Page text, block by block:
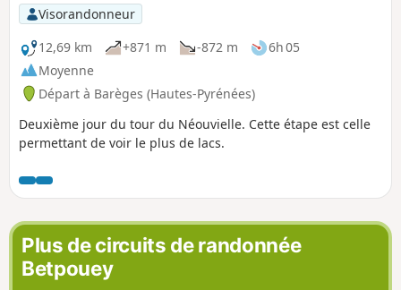
Visorandonneur
12,69 km
+871 m -872 m
6h 05
Moyenne
Départ à Barèges (Hautes-Pyrénées)
Deuxième jour du tour du Néouvielle. Cette étape est celle
permettant de voir le plus de lacs.
Plus de circuits de randonnée
Betpouey